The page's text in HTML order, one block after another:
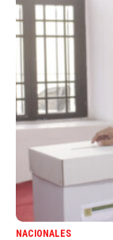
NACIONALES